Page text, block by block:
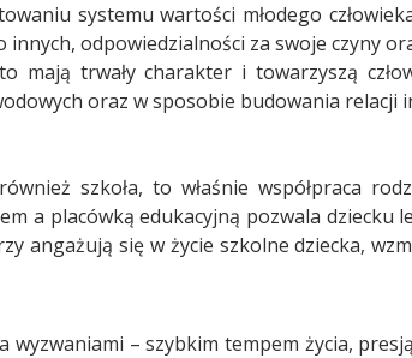
systemu wartości młodego
innych, odpowiedzialności za swoje czyny
mają trwały charakter i towarzyszą
oraz w sposobie budowania relacji
szkoła, to właśnie współpraca
a placówką edukacyjną pozwala
angażują się w życie szkolne dziecka,
wyzwaniami – szybkim tempem życia,